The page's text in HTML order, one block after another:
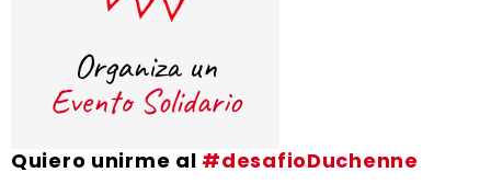
Quiero unirme al #desafioDuchenne